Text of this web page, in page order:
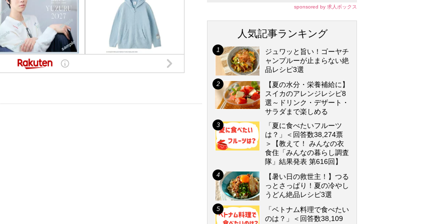
sponsored by 求人ボックス
人気記事ランキング
ジュワッと旨い！ゴーヤチ
ャンプルーが止まらない絶
品レシピ3選
【夏の水分・栄養補給に】
スイカのアレンジレシピ8
選～ドリンク・デザート・
サラダまで楽しめる
「夏に食べたいフルーツ
は？」＜回答数38,274票
＞【教えて！ みんなの衣
食住「みんなの暮らし調査
隊」結果発表 第616回】
【暑い日の救世主！】つる
っとさっぱり！夏の冷やし
うどん絶品レシピ3選
「ベトナム料理で食べたい
のは？」＜回答数38,109